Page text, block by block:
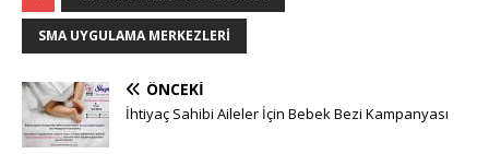
SMA UYGULAMA MERKEZLERI
ÖNCEKI
İhtiyaç Sahibi Aileler İçin Bebek Bezi Kampanyası